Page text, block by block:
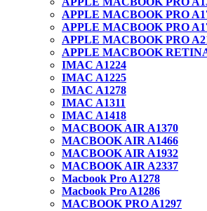
APPLE MACBOOK PRO
APPLE MACBOOK PRO
APPLE MACBOOK PRO
APPLE MACBOOK
IMAC A1224
IMAC A1225
IMAC A1278
IMAC A1311
IMAC A1418
MACBOOK AIR A1370
MACBOOK AIR A1466
MACBOOK AIR A1932
MACBOOK AIR A2337
Macbook Pro A1278
Macbook Pro A1286
MACBOOK PRO A1297